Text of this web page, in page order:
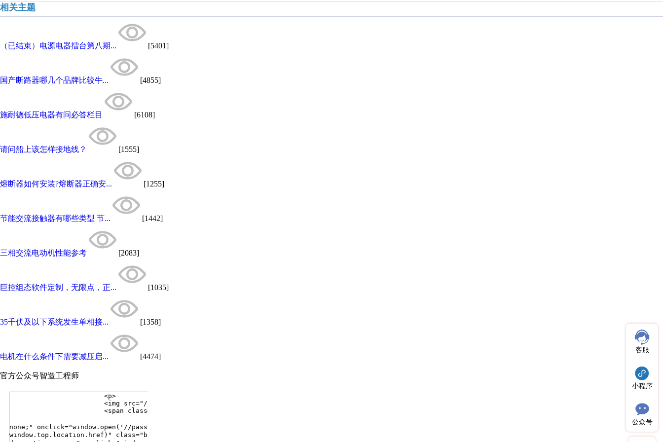
相关主题
（已结束）电源电器擂台第八期... [5401]
国产断路器哪几个品牌比较牛... [4855]
施耐德低压电器有问必答栏目 [6108]
请问船上该怎样接地线？ [1555]
熔断器如何安装?熔断器正确安... [1255]
节能交流接触器有哪些类型 节... [1442]
三相交流电动机性能参考 [2083]
巨控组态软件定制，无限点，正... [1035]
35千伏及以下系统发生单相接... [1358]
电机在什么条件下需要减压启... [4474]
官方公众号智造工程师
客服
小程序
公众号